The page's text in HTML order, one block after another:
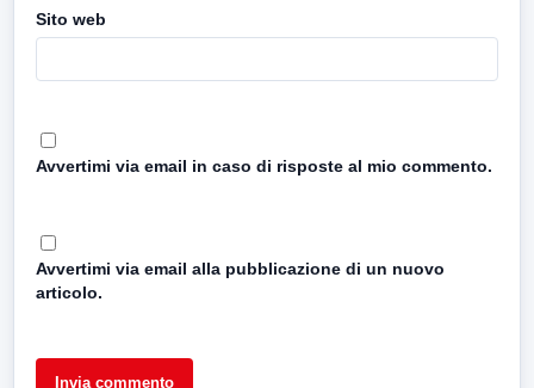
Sito web
Avvertimi via email in caso di risposte al mio commento.
Avvertimi via email alla pubblicazione di un nuovo
articolo.